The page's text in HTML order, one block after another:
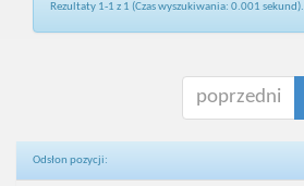
Rezultaty 1-1 z 1 (Czas wyszukiwania: 0.001 sekund).
poprzedni
Odsłon pozycji: